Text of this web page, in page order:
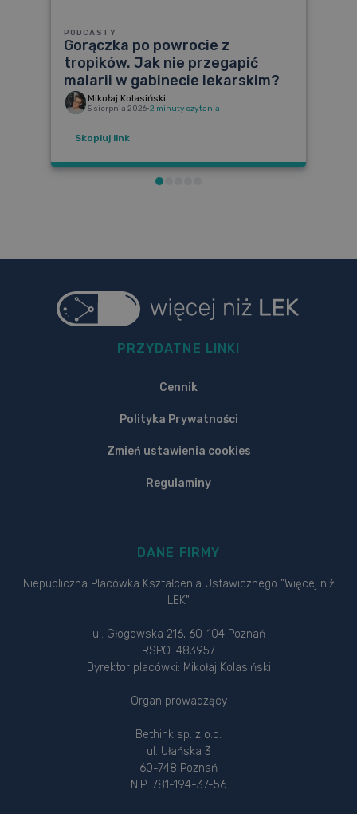
PODCASTY
Gorączka po powrocie z
tropików. Jak nie przegapić
malarii w gabinecie lekarskim?
Mikołaj Kolasiński
5 sierpnia 2026•2 minuty czytania
Skopiuj link
PRZYDATNE LINKI
Cennik
Polityka Prywatności
Zmień ustawienia cookies
Regulaminy
DANE FIRMY
Niepubliczna Placówka Kształcenia Ustawicznego "Więcej niż
LEK"
ul. Głogowska 216, 60-104 Poznań
RSPO: 483957
Dyrektor placówki: Mikołaj Kolasiński
Organ prowadzący
Bethink sp. z o.o.
ul. Ułańska 3
60-748 Poznań
NIP: 781-194-37-56